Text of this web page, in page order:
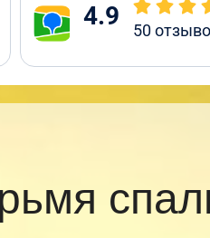
4.9 50